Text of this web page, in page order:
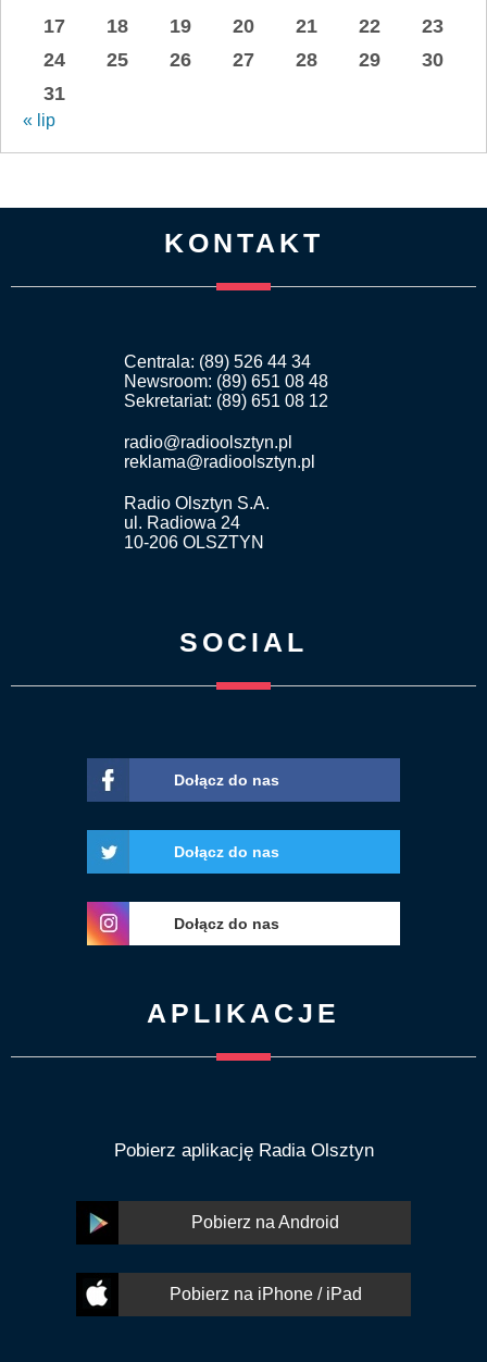
17
18 19 20 21 22
23
24
25 26 27 28 29
30
31
« lip
KONTAKT
Centrala: (89) 526 44 34
Newsroom: (89) 651 08 48
Sekretariat: (89) 651 08 12
radio@radioolsztyn.pl
reklama@radioolsztyn.pl
Radio Olsztyn S.A.
ul. Radiowa 24
10-206 OLSZTYN
SOCIAL
Dołącz do nas
Dołącz do nas
Dołącz do nas
APLIKACJE
Pobierz aplikację Radia Olsztyn
Pobierz na Android
Pobierz na iPhone / iPad